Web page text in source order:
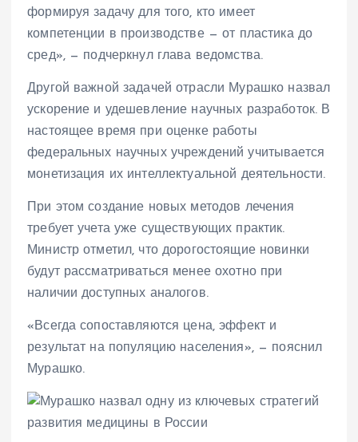
формируя задачу для того, кто имеет
компетенции в производстве — от пластика до
сред», — подчеркнул глава ведомства.
Другой важной задачей отрасли Мурашко назвал
ускорение и удешевление научных разработок. В
настоящее время при оценке работы
федеральных научных учреждений учитывается
монетизация их интеллектуальной деятельности.
При этом создание новых методов лечения
требует учета уже существующих практик.
Министр отметил, что дорогостоящие новинки
будут рассматриваться менее охотно при
наличии доступных аналогов.
«Всегда сопоставляются цена, эффект и
результат на популяцию населения», — пояснил
Мурашко.